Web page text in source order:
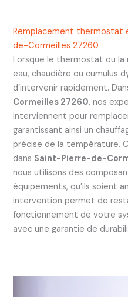
Remplacement thermostat
de-Cormeilles 27260
Lorsque le thermostat ou
eau, chaudière ou cumulus
d’intervenir rapidement.
Cormeilles 27260, nos
interviennent pour
garantissant ainsi un
précise de la température.
dans Saint-Pierre-de-
nous utilisons des
équipements, qu’ils soient
intervention permet de
fonctionnement de votre
avec une garantie de